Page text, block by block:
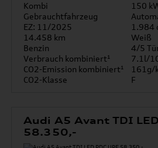
Kombi
150
Gebrauchtfahrzeug
EZ: 11/2025
1.984
14.458 km
Weiß
Benzin
4/5
Verbrauch kombiniert¹
7.1l/
CO2-Emission kombiniert¹
161g/
CO2-Klasse
F
Audi A5 Avant TDI LED
58.350,-